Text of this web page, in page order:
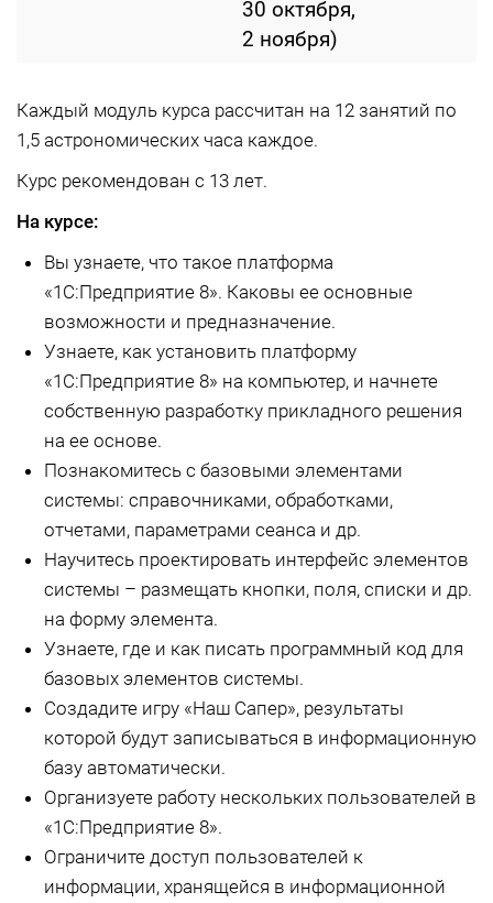
30 октября,
2 ноября)
Каждый модуль курса рассчитан на 12 занятий по
1,5 астрономических часа каждое.
Курс рекомендован с 13 лет.
На курсе:
Вы узнаете, что такое платформа
«1С:Предприятие 8». Каковы ее основные
возможности и предназначение.
Узнаете, как установить платформу
«1С:Предприятие 8» на компьютер, и начнете
собственную разработку прикладного решения
на ее основе.
Познакомитесь с базовыми элементами
системы: справочниками, обработками,
отчетами, параметрами сеанса и др.
Научитесь проектировать интерфейс элементов
системы – размещать кнопки, поля, списки и др.
на форму элемента.
Узнаете, где и как писать программный код для
базовых элементов системы.
Создадите игру «Наш Сапер», результаты
которой будут записываться в информационную
базу автоматически.
Организуете работу нескольких пользователей в
«1С:Предприятие 8».
Ограничите доступ пользователей к
информации, хранящейся в информационной